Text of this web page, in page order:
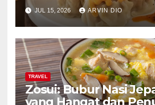
JUL 15, 2026 ARVIN DIO
TRAVEL
Zosui: Bubur Nasi
yang Hangat dan